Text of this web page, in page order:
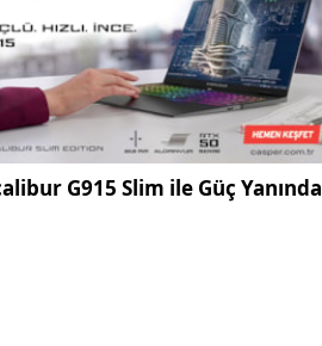
G915 Slim ile Güç Yanında